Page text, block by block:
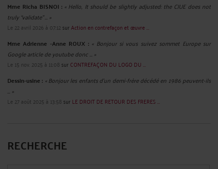
Mme Richa BISNOI : « Hello, It should be slightly adjusted: the CJUE does not
truly “validate” ... »
Le 22 avril 2026 à 07:12surAction en contrefaçon et œuvre ...
Mme Adrienne -Anne ROUX : « Bonjour si vous suivez sommet Europe sur
Google article de youtube donc ... »
Le 15 nov. 2025 à 11:08 sur CONTREFAÇON DU LOGO DU ...
Dessin-usine : « Bonjour les enfants d'un demi-frère décédé en 1986 peuvent-ils
... »
Le 27 août 2025 à 13:58 sur LE DROIT DE RETOUR DES FRERES ...
RECHERCHE